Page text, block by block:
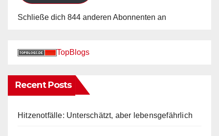
Schließe dich 844 anderen Abonnenten an
TopBlogs
Recent Posts
Hitzenotfälle: Unterschätzt, aber lebensgefährlich